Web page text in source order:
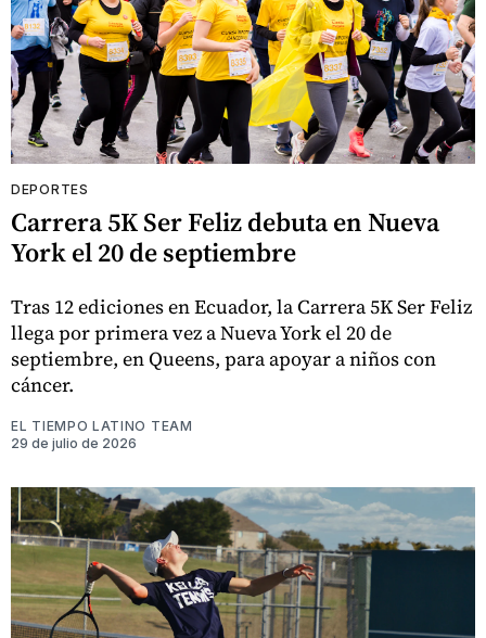
DEPORTES
Carrera 5K Ser Feliz debuta en Nueva
York el 20 de septiembre
Tras 12 ediciones en Ecuador, la Carrera 5K Ser Feliz
llega por primera vez a Nueva York el 20 de
septiembre, en Queens, para apoyar a niños con
cáncer.
EL TIEMPO LATINO TEAM
29 de julio de 2026